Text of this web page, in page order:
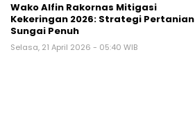
Wako Alfin Rakornas Mitigasi
Kekeringan 2026: Strategi Pertanian
Sungai Penuh
Selasa, 21 April 2026 - 05:40 WIB